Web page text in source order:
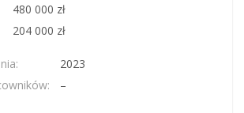
480 000 zł
204 000 zł
2023
–